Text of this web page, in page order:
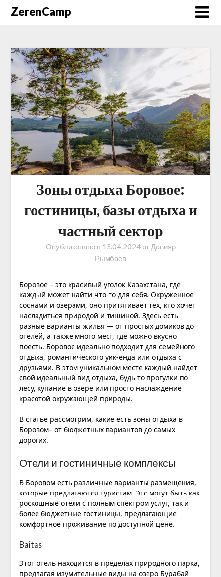
ZerenCamp
Зоны отдыха Боровое:
гостиницы, базы отдыха и
частный сектор
Опубликовано в 15.04.2024от Данияр
Рымбаев
Боровое – это красивый уголок Казахстана, где
каждый может найти что-то для себя. Окруженное
соснами и озерами, оно притягивает тех, кто хочет
насладиться природой и тишиной. Здесь есть
разные варианты жилья — от простых домиков до
отелей, а также много мест, где можно вкусно
поесть. Боровое идеально подходит для семейного
отдыха, романтического уик-енда или отдыха с
друзьями. В этом уникальном месте каждый найдет
свой идеальный вид отдыха, будь то прогулки по
лесу, купание в озере или просто наслаждение
красотой окружающей природы.
В статье рассмотрим, какие есть зоны отдыха в
Боровом– от бюджетных вариантов до самых
дорогих.
Отели и гостиничные комплексы
В Боровом есть различные варианты размещения,
которые предлагаются туристам. Это могут быть как
роскошные отели с полным спектром услуг, так и
более бюджетные гостиницы, предлагающие
комфортное проживание по доступной цене.
Baitas
Этот отель находится в пределах природного парка,
предлагая изумительные виды на озеро Бурабай